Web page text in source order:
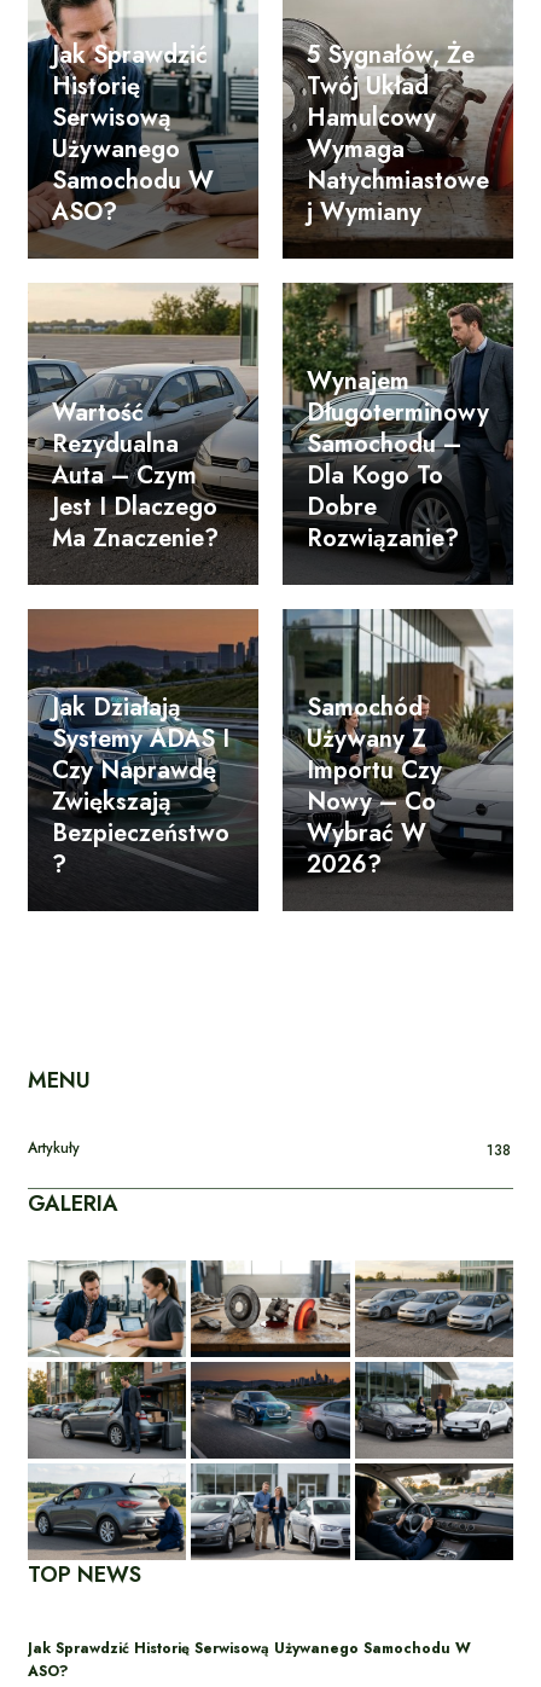
Jak Sprawdzić
Historię
Serwisową
Używanego
Samochodu W
ASO?
5 Sygnałów, Że
Twój Układ
Hamulcowy
Wymaga
Natychmiastowe
J Wymiany
Wartość
Rezydualna
Auta – Czym
Jest I Dlaczego
Ma Znaczenie?
Wynajem
Długoterminowy
Samochodu –
Dla Kogo To
Dobre
Rozwiązanie?
Jak Działają
Systemy ADAS I
Czy Naprawdę
Zwiększają
Bezpieczeństwo
?
Samochód
Używany Z
Importu Czy
Nowy – Co
Wybrać W
2026?
MENU
Artykuły 138
GALERIA
TOP NEWS
Jak Sprawdzić Historię Serwisową Używanego Samochodu W
ASO?